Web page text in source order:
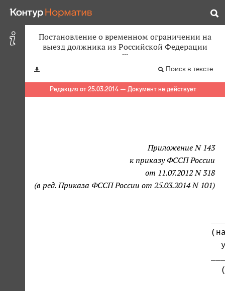
Постановление о временном ограничении на
выезд должника из Российской Федерации
Поиск в тексте
Редакция от 25.03.2014 — Документ не действует
Приложение N 143
к приказу ФССП России
от 11.07.2012 N 318
(в ред. Приказа ФССП России от 25.03.2014 N 101)